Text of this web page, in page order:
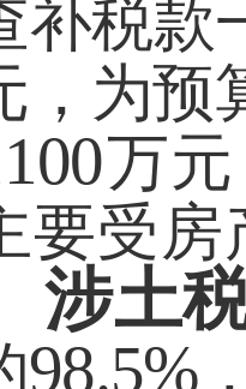
补税款
，为预
万
要受
涉土
98.5%